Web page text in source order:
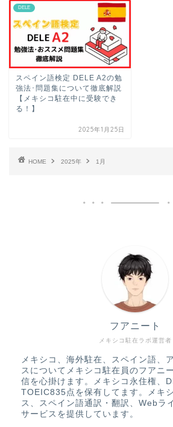
DELE
スペイン語検定 DELE A2の勉
強法･問題集について徹底解説
【メキシコ駐在中に受験でき
る！】
2025年1月25日
HOME 2025年 1月
メキシコ駐在ラボ運営者
フアニート
メキシコ、海外駐在、スペイン語、
スについてメキシコ駐在員のフアニ
信を心掛けます。メキシコ永住権、
TOEIC835点を保有してます。メキ
ス、スペイン語通訳・翻訳、Webラ
サービスを提供しています。